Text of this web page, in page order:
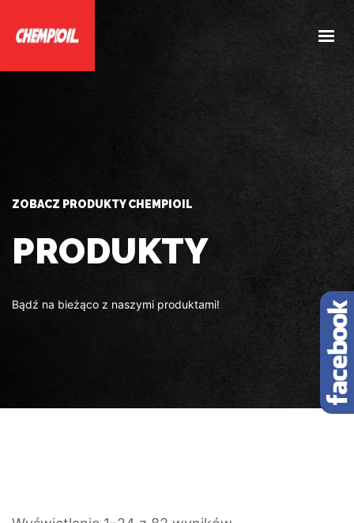
ZOBACZ PRODUKTY CHEMPIOIL
PRODUKTY
Bądź na bieżąco z naszymi produktami!